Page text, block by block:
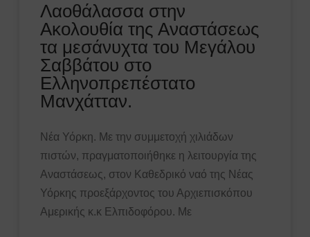
Λαοθάλασσα στην
Ακολουθία της Αναστάσεως
τα μεσάνυχτα του Μεγάλου
Σαββάτου στο
Ελληνοπρεπέστατο
Μανχάτταν.
Νέα Υόρκη. Με την συμμετοχή χιλιάδων
πιστών, πραγματοποιήθηκε η λειτουργία της
Αναστάσεως, στον Καθεδρικό ναό της Νέας
Υόρκης προεξάρχοντος του Αρχιεπισκόπου
Αμερικής κ.κ Ελπιδοφόρου. Με